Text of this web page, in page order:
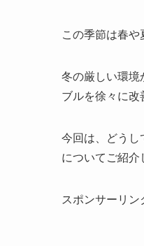
この季節は春
冬の厳しい環境
ブルを徐々に改
今回は、どうし
についてご紹介
スポンサーリン